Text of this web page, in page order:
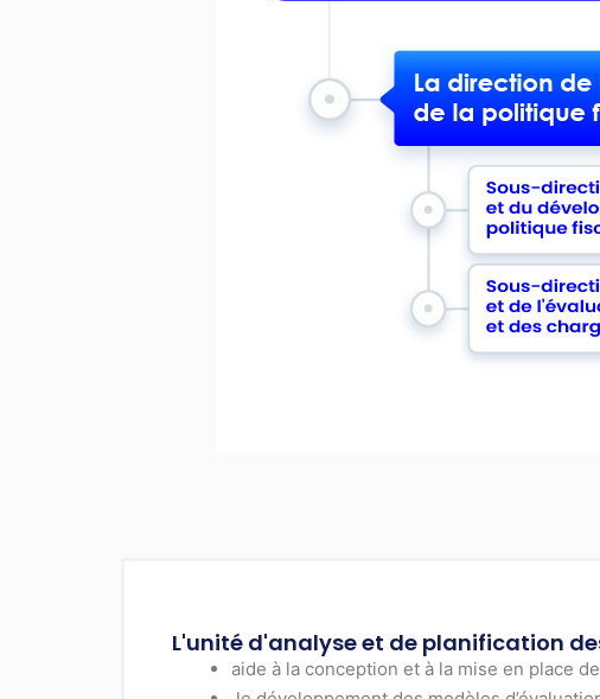
L'unité d'analyse et de planification
aide à la conception et à la mise en place